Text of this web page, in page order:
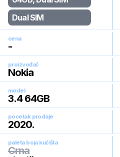
Dual SIM
cena
-
proizvođač
Nokia
model
3.4 64GB
pocetak prodaje
2020.
paleta boja kućišta
Crna